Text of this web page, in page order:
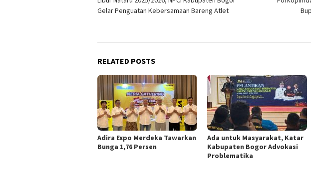
navigation
Gelar Penguatan Kebersamaan Bareng Atlet
RELATED POSTS
Adira Expo Merdeka Tawarkan
Bunga 1,76 Persen
Ada untuk Masyarakat, Katar
Kabupaten Bogor Advokasi
Problematika